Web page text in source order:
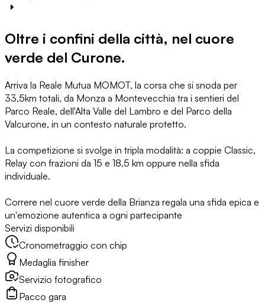
Oltre i confini della città, nel cuore
verde del Curone.
Arriva la Reale Mutua MOMOT, la corsa che si snoda per
33,5km totali, da Monza a Montevecchia tra i sentieri del
Parco Reale, dell'Alta Valle del Lambro e del Parco della
Valcurone, in un contesto naturale protetto.
La competizione si svolge in tripla modalità: a coppie Classic,
Relay con frazioni da 15 e 18,5 km oppure nella sfida
individuale.
Correre nel cuore verde della Brianza regala una sfida epica e
un'emozione autentica a ogni partecipante
Servizi disponibili
Cronometraggio con chip
Medaglia finisher
Servizio fotografico
Pacco gara